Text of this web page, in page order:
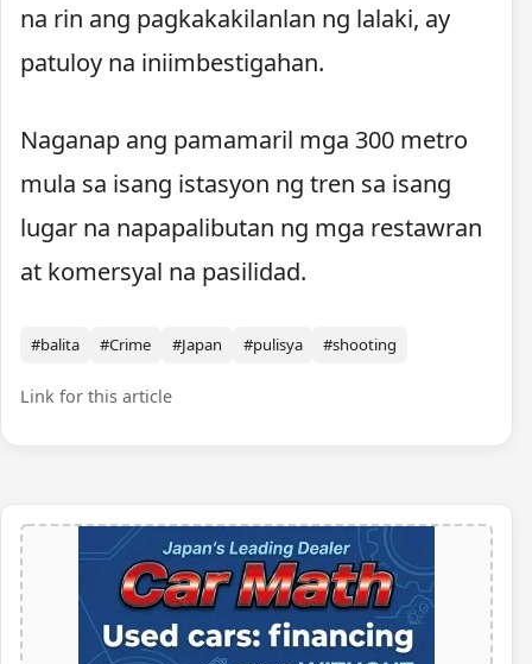
na rin ang pagkakakilanlan ng lalaki, ay
patuloy na iniimbestigahan.
Naganap ang pamamaril mga 300 metro
mula sa isang istasyon ng tren sa isang
lugar na napapalibutan ng mga restawran
at komersyal na pasilidad.
#balita #Crime #Japan #pulisya #shooting
Link for this article